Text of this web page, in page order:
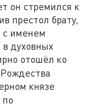
он стремился к
престол брату,
с именем
духовных
отошёл ко
князе
по